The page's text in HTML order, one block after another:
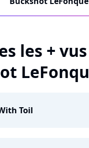
les +
Toil